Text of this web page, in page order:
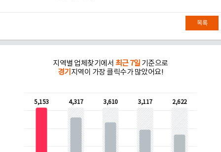
목록
지역별 업체찾기에서 최근 7일 기준으로
경기 지역이 가장 클릭수가 많았어요!
5,153 4,317 3,610 3,117 2,622